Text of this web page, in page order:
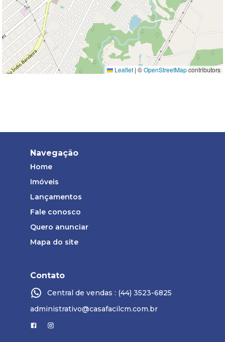
Leaflet | ©OpenStreetMapcontributors
Navegação
Home
Imóveis
Lançamentos
Fale conosco
Quero anunciar
Mapa do site
Contato
Central de vendas : (44) 3523-6825
administrativo@casafacilcm.com.br